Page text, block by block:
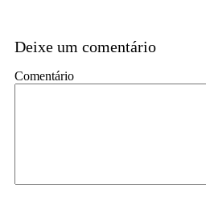
Deixe um comentário
Comentário